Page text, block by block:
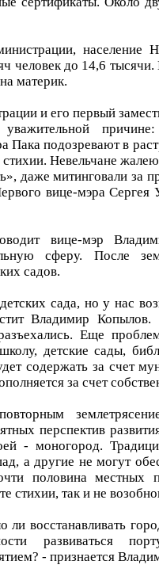
население
человек до 14,6
материк.
и его первый
Пака подозревают в
Невельчане
даже митинговали за
вице-мэра Сергея
вице-мэр
сферу. После
садов.
сада, но у нас
Владимир
Еще
детские сады,
содержать за счет
за счет
перспектив
- моногород.
а другие не могут
половина местных
стихии, так и не
восстанавливать
развиваться
- признается